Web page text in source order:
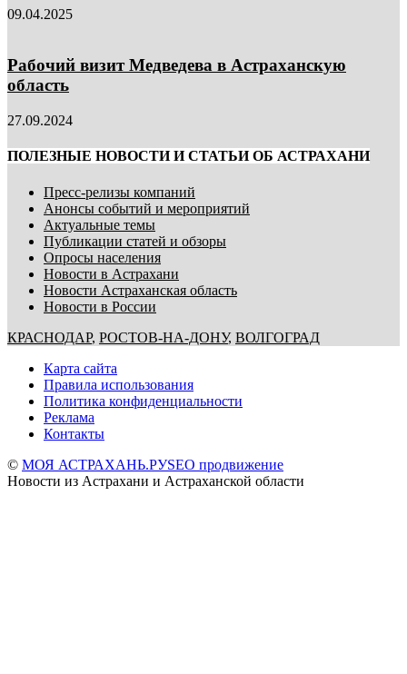
09.04.2025
Рабочий визит Медведева в Астраханскую
область
27.09.2024
ПОЛЕЗНЫЕ НОВОСТИ И СТАТЬИ ОБ АСТРАХАНИ
Пресс-релизы компаний
Анонсы событий и мероприятий
Актуальные темы
Публикации статей и обзоры
Опросы населения
Новости в Астрахани
Новости Астраханская область
Новости в России
КРАСНОДАР, РОСТОВ-НА-ДОНУ, ВОЛГОГРАД
Карта сайта
Правила использования
Политика конфиденциальности
Реклама
Контакты
© МОЯ АСТРАХАНЬ.РУSEO продвижение
Новости из Астрахани и Астраханской области